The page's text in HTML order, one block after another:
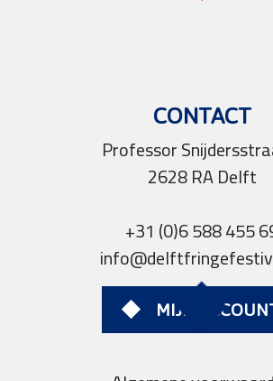
CONTACT
Professor
2628 RA Delft
+31 (0)6 588 455
MIJN